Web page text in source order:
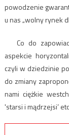
powodzenie
u nas „wolny rynek
Co do
aspekcie
czyli w dziedzinie
do zmiany
nami ciężkie
'starsi i mądrzejsi’